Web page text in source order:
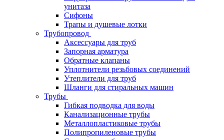
унитаза
Сифоны
Трапы и душевые лотки
Трубопровод
Аксессуары для труб
Запорная арматура
Обратные клапаны
Уплотнители резьбовых соединений
Утеплители для труб
Шланги для стиральных машин
Трубы
Гибкая подводка для воды
Канализационные трубы
Металлопластиковые трубы
Полипропиленовые трубы